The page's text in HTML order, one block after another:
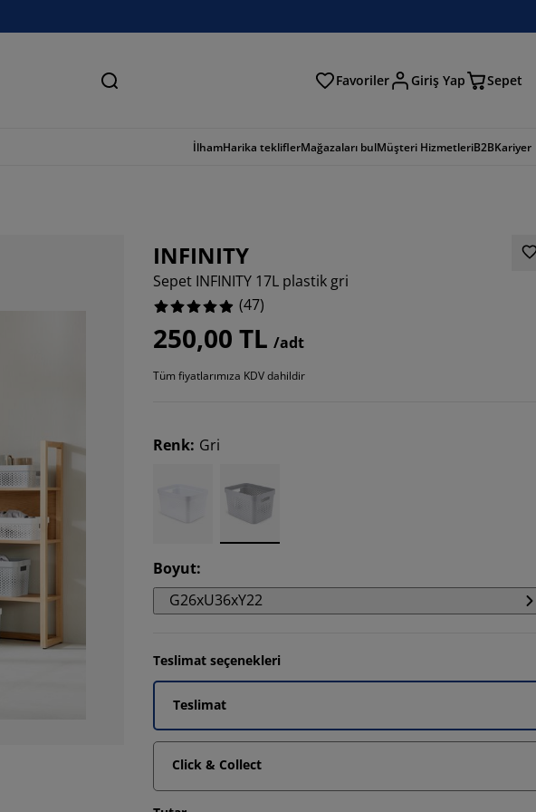
Ara Favoriler Giriş Yap Sepet
İlhamHarika tekliflerMağazaları bulMüşteri HizmetleriB2BKariyer
INFINITY
Sepet INFINITY 17L plastik gri
(47)
250,00 TL /adt
Tüm fiyatlarımıza KDV dahildir
Renk: Gri
Boyut:
G26xU36xY22
Teslimat seçenekleri
Teslimat
Click & Collect
2.127659574468085%